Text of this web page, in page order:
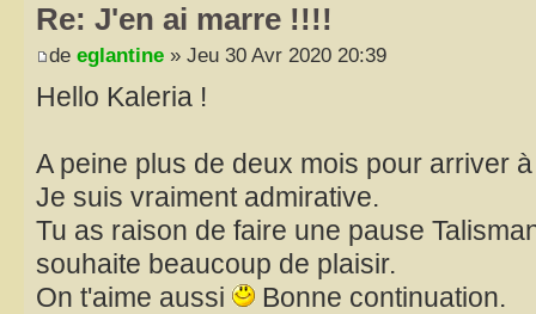
Re: J'en ai marre !!!!
de eglantine » Jeu 30 Avr 2020 20:39
Hello Kaleria !
A peine plus de deux mois pour arriver
Je suis vraiment admirative.
Tu as raison de faire une pause
souhaite beaucoup de plaisir.
On t'aime aussi
Bonne continuation.